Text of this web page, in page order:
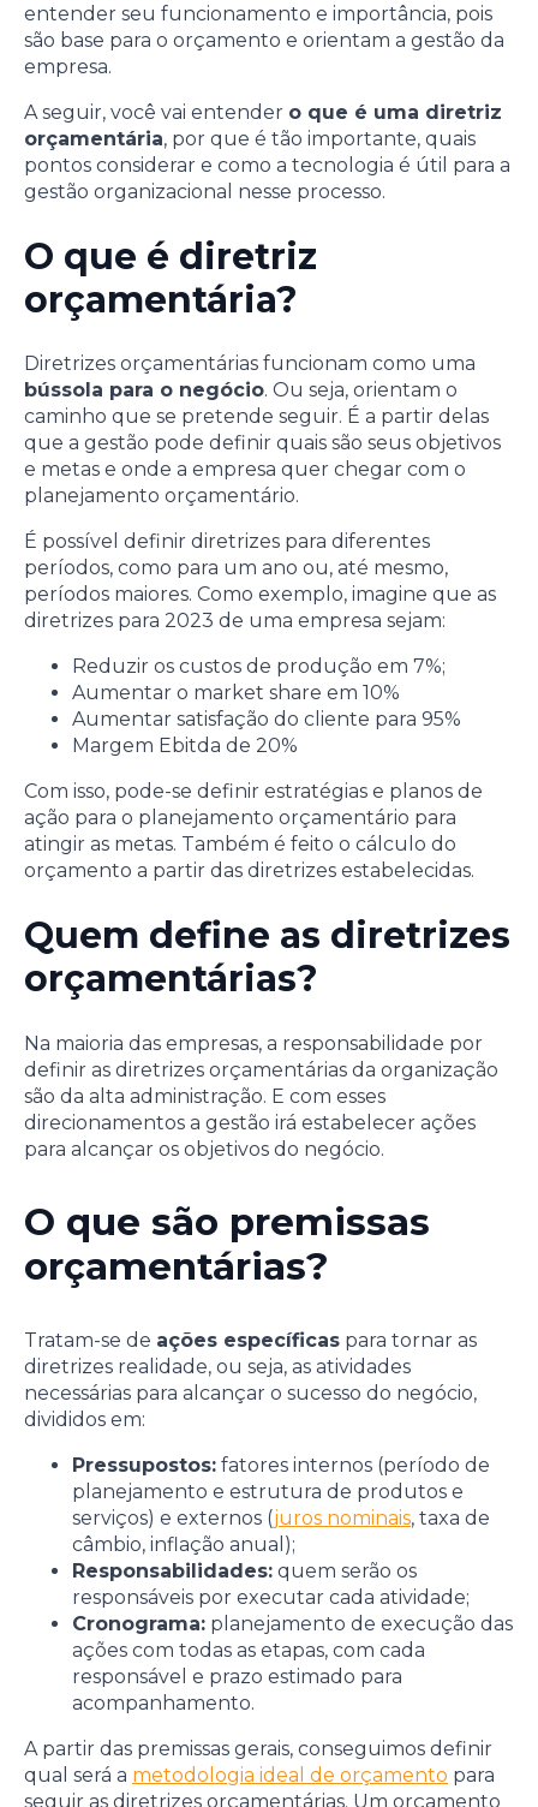
entender seu funcionamento e importância, pois
são base para o orçamento e orientam a gestão da
empresa.
A seguir, você vai entender o que é uma diretriz
orçamentária, por que é tão importante, quais
pontos considerar e como a tecnologia é útil para a
gestão organizacional nesse processo.
O que é diretriz
orçamentária?
Diretrizes orçamentárias funcionam como uma
bússola para o negócio. Ou seja, orientam o
caminho que se pretende seguir. É a partir delas
que a gestão pode definir quais são seus objetivos
e metas e onde a empresa quer chegar com o
planejamento orçamentário.
É possível definir diretrizes para diferentes
períodos, como para um ano ou, até mesmo,
períodos maiores. Como exemplo, imagine que as
diretrizes para 2023 de uma empresa sejam:
Reduzir os custos de produção em 7%;
Aumentar o market share em 10%
Aumentar satisfação do cliente para 95%
Margem Ebitda de 20%
Com isso, pode-se definir estratégias e planos de
ação para o planejamento orçamentário para
atingir as metas. Também é feito o cálculo do
orçamento a partir das diretrizes estabelecidas.
Quem define as diretrizes
orçamentárias?
Na maioria das empresas, a responsabilidade por
definir as diretrizes orçamentárias da organização
são da alta administração. E com esses
direcionamentos a gestão irá estabelecer ações
para alcançar os objetivos do negócio.
O que são premissas
orçamentárias?
Tratam-se de ações específicas para tornar as
diretrizes realidade, ou seja, as atividades
necessárias para alcançar o sucesso do negócio,
divididos em:
Pressupostos: fatores internos (período de
planejamento e estrutura de produtos e
serviços) e externos (juros nominais, taxa de
câmbio, inflação anual);
Responsabilidades: quem serão os
responsáveis por executar cada atividade;
Cronograma: planejamento de execução das
ações com todas as etapas, com cada
responsável e prazo estimado para
acompanhamento.
A partir das premissas gerais, conseguimos definir
qual será a metodologia ideal de orçamento para
seguir as diretrizes orçamentárias. Um orçamento